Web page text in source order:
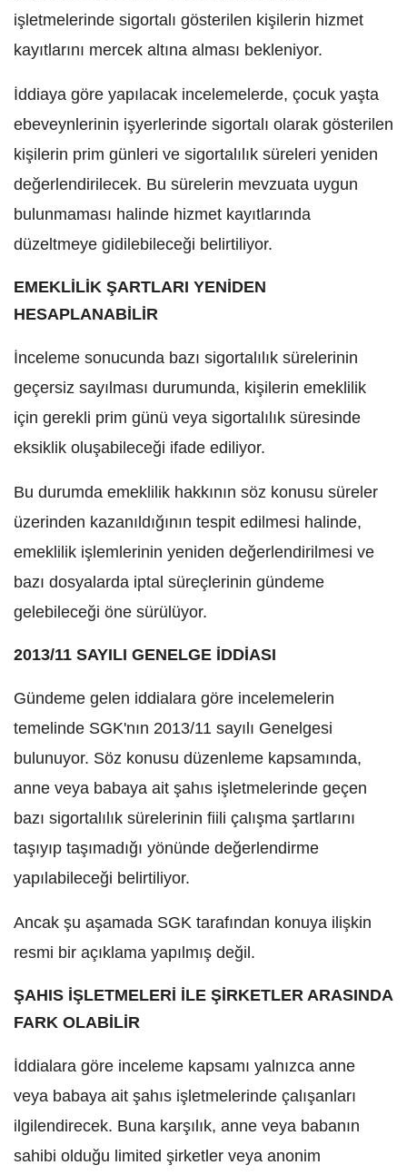
işletmelerinde sigortalı gösterilen kişilerin hizmet
kayıtlarını mercek altına alması bekleniyor.
İddiaya göre yapılacak incelemelerde, çocuk yaşta
ebeveynlerinin işyerlerinde sigortalı olarak gösterilen
kişilerin prim günleri ve sigortalılık süreleri yeniden
değerlendirilecek. Bu sürelerin mevzuata uygun
bulunmaması halinde hizmet kayıtlarında
düzeltmeye gidilebileceği belirtiliyor.
EMEKLİLİK ŞARTLARI YENİDEN
HESAPLANABİLİR
İnceleme sonucunda bazı sigortalılık sürelerinin
geçersiz sayılması durumunda, kişilerin emeklilik
için gerekli prim günü veya sigortalılık süresinde
eksiklik oluşabileceği ifade ediliyor.
Bu durumda emeklilik hakkının söz konusu süreler
üzerinden kazanıldığının tespit edilmesi halinde,
emeklilik işlemlerinin yeniden değerlendirilmesi ve
bazı dosyalarda iptal süreçlerinin gündeme
gelebileceği öne sürülüyor.
2013/11 SAYILI GENELGE İDDİASI
Gündeme gelen iddialara göre incelemelerin
temelinde SGK'nın 2013/11 sayılı Genelgesi
bulunuyor. Söz konusu düzenleme kapsamında,
anne veya babaya ait şahıs işletmelerinde geçen
bazı sigortalılık sürelerinin fiili çalışma şartlarını
taşıyıp taşımadığı yönünde değerlendirme
yapılabileceği belirtiliyor.
Ancak şu aşamada SGK tarafından konuya ilişkin
resmi bir açıklama yapılmış değil.
ŞAHIS İŞLETMELERİ İLE ŞİRKETLER ARASINDA
FARK OLABİLİR
İddialara göre inceleme kapsamı yalnızca anne
veya babaya ait şahıs işletmelerinde çalışanları
ilgilendirecek. Buna karşılık, anne veya babanın
sahibi olduğu limited şirketler veya anonim